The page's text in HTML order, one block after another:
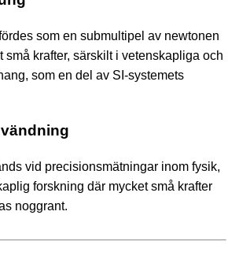
som en submultipel av newtonen
små krafter, särskilt i vetenskapliga och
som en del av SI-systemets
vid precisionsmätningar inom fysik,
forskning där mycket små krafter
noggrant.